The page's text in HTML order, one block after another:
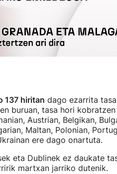
137 hiritan dago ezarrita
buruan, tasa hori
Austrian, Belgikan,
Maltan, Polonian,
ere dago onartuta.
eta Dublinek ez daukate
martxan jarriko dutenik.